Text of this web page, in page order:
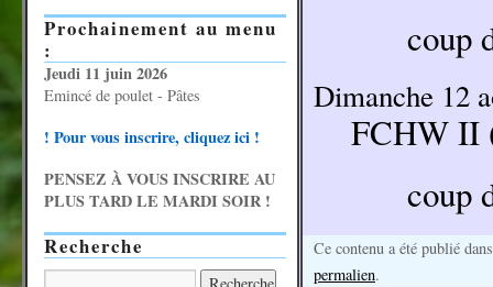
coup
Dimanche 12
FCHW II
coup
Ce contenu a été publié
permalien.
Prochainement au menu
:
Jeudi 11 juin 2026
Emincé de poulet - Pâtes
! Pour vous inscrire, cliquez ici !
PENSEZ À VOUS INSCRIRE AU
PLUS TARD LE MARDI SOIR !
Recherche